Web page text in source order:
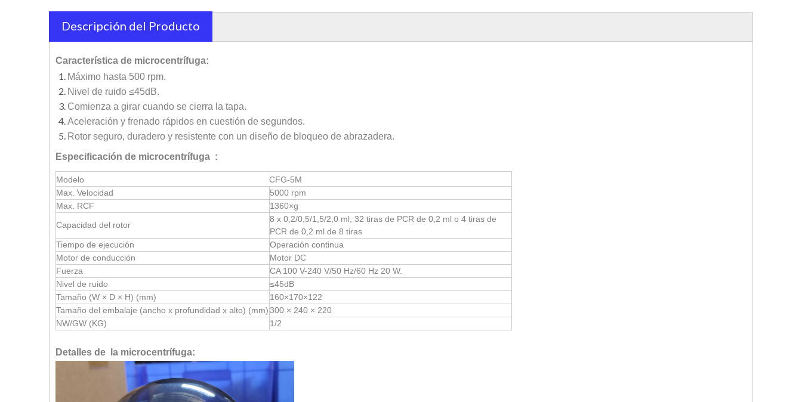
Descripción del Producto
Característica de microcentrífuga:
Máximo hasta 500 rpm.
Nivel de ruido ≤45dB.
Comienza a girar cuando se cierra la tapa.
Aceleración y frenado rápidos en cuestión de segundos.
Rotor seguro, duradero y resistente con un diseño de bloqueo de abrazadera.
Especificación de microcentrífuga :
Modelo
CFG-5M
Max. Velocidad
5000 rpm
Max. RCF
1360×g
Capacidad del rotor
8 x 0,2/0,5/1,5/2,0 ml; 32 tiras de PCR de 0,2 ml o 4 tiras de
PCR de 0,2 ml de 8 tiras
Tiempo de ejecución
Operación continua
Motor de conducción
Motor DC
Fuerza
CA 100 V-240 V/50 Hz/60 Hz 20 W.
Nivel de ruido
≤45dB
Tamaño (W × D × H) (mm)
160×170×122
Tamaño del embalaje (ancho x profundidad x alto) (mm)300 × 240 × 220
NW/GW (KG)
1/2
Detalles de la microcentrífuga: